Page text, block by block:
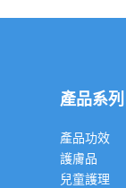
產品系列
產品功效
護膚品
兒童護理